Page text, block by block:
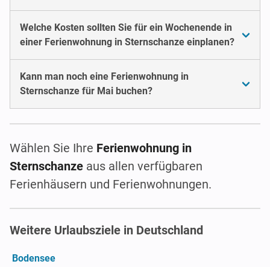
Welche Kosten sollten Sie für ein Wochenende in
einer Ferienwohnung in Sternschanze einplanen?
Kann man noch eine Ferienwohnung in
Sternschanze für Mai buchen?
Wählen Sie Ihre Ferienwohnung in
Sternschanze aus allen verfügbaren
Ferienhäusern und Ferienwohnungen.
Weitere Urlaubsziele in Deutschland
Bodensee